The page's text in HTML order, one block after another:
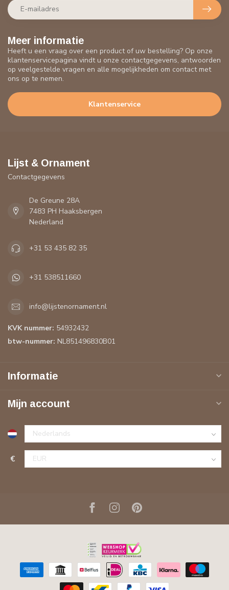
Meer informatie
Heeft u een vraag over een product of uw bestelling? Op onze
klantenservicepagina vindt u onze contactgegevens, antwoorden
op veelgestelde vragen en alle mogelijkheden om contact met
ons op te nemen.
Klantenservice
Lijst & Ornament
Contactgegevens
De Greune 28A
7483 PH Haaksbergen
Nederland
+31 53 435 82 35
+31 538511660
info@lijstenornament.nl
KVK nummer: 54932432
btw-nummer: NL851496830B01
Informatie
Mijn account
€